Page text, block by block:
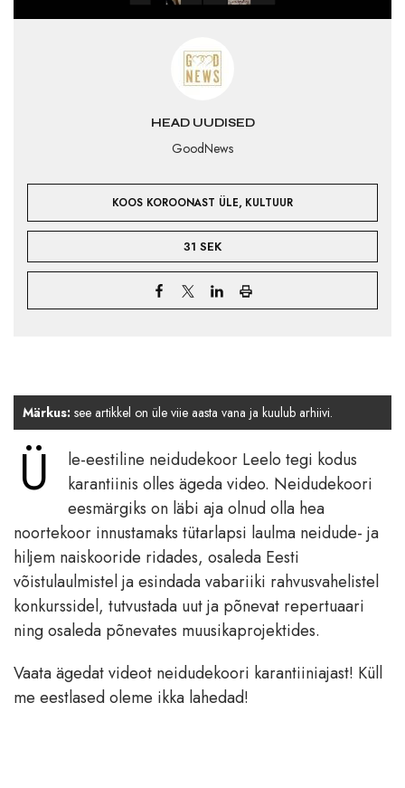
HEAD UUDISED
GoodNews
KOOS KOROONAST ÜLE, KULTUUR
31 SEK
Märkus: see artikkel on üle viie aasta vana ja kuulub arhiivi.
Ü
le-eestiline neidudekoor Leelo tegi kodus
karantiinis olles ägeda video. Neidudekoori
eesmärgiks on läbi aja olnud olla hea
noortekoor innustamaks tütarlapsi laulma neidude- ja
hiljem naiskooride ridades, osaleda Eesti
võistulaulmistel ja esindada vabariiki rahvusvahelistel
konkurssidel, tutvustada uut ja põnevat repertuaari
ning osaleda põnevates muusikaprojektides.
Vaata ägedat videot neidudekoori karantiiniajast! Küll
me eestlased oleme ikka lahedad!